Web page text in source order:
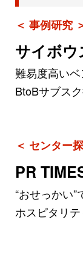
＜ 事例研究
サイボウ
難易度高い
BtoBサブス
＜ センター
PR
“おせっかい”
ホスピタリ